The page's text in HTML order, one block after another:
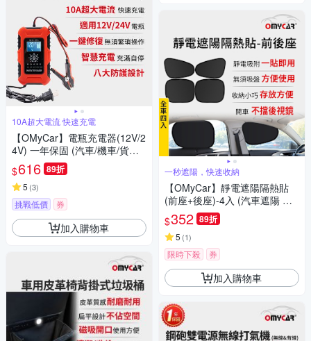
10A超大電流 快速充電
【OMyCar】電瓶充電器(12V/2
4V) 一年保固 (汽車/機車/貨車/
電瓶修復)
$616 89折
5 (3)
挑戰低價 券
加入購物車
一秒遮陽，快速收納
【OMyCar】靜電遮陽隔熱貼
(前座+後座)-4入 (汽車遮陽 車
窗遮陽 防曬遮光)
$352 89折
5 (1)
限時下殺 券
加入購物車